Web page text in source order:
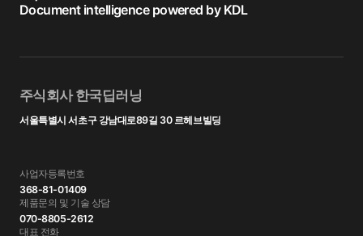
Document intelligence powered by KDL
주식회사 한국딥러닝
서울특별시 서초구 강남대로89길 30 르헤브빌딩
사업자등록번호
368-81-01409
제품문의 및 기술 상담
070-8805-2612
대표 전화